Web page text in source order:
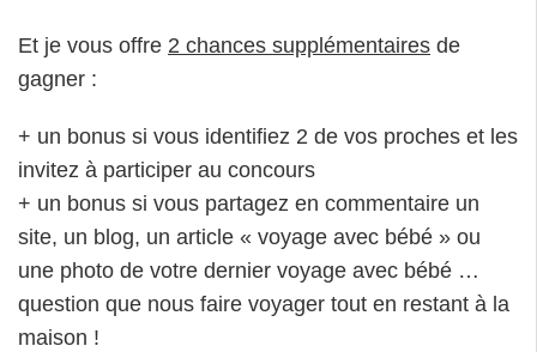
Et je vous offre 2 chances supplémentaires de
gagner :
+ un bonus si vous identifiez 2 de vos proches et les
invitez à participer au concours
+ un bonus si vous partagez en commentaire un
site, un blog, un article « voyage avec bébé » ou
une photo de votre dernier voyage avec bébé …
question que nous faire voyager tout en restant à la
maison !